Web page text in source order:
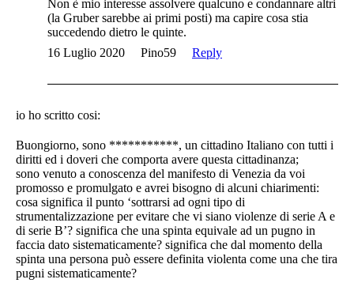
Non è mio interesse assolvere qualcuno e condannare altri
(la Gruber sarebbe ai primi posti) ma capire cosa stia
succedendo dietro le quinte.
16 Luglio 2020
Pino59 Reply
io ho scritto cosi:
Buongiorno, sono ***********, un cittadino Italiano con tutti i
diritti ed i doveri che comporta avere questa cittadinanza;
sono venuto a conoscenza del manifesto di Venezia da voi
promosso e promulgato e avrei bisogno di alcuni chiarimenti:
cosa significa il punto ‘sottrarsi ad ogni tipo di
strumentalizzazione per evitare che vi siano violenze di serie A e
di serie B’? significa che una spinta equivale ad un pugno in
faccia dato sistematicamente? significa che dal momento della
spinta una persona può essere definita violenta come una che tira
pugni sistematicamente?